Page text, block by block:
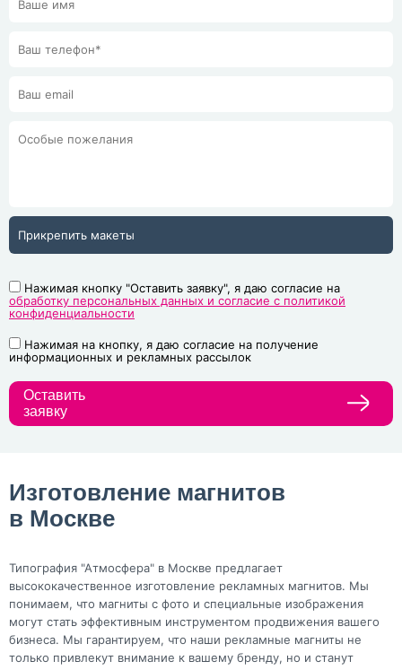
Прикрепить макеты
Нажимая кнопку "Оставить заявку", я даю согласие на
обработку персональных данных и согласие с политикой
конфиденциальности
Нажимая на кнопку, я даю согласие на получение
информационных и рекламных рассылок
Оставить
заявку
Изготовление магнитов
в Москве
Типография "Атмосфера" в Москве предлагает
высококачественное изготовление рекламных магнитов. Мы
понимаем, что магниты с фото и специальные изображения
могут стать эффективным инструментом продвижения вашего
бизнеса. Мы гарантируем, что наши рекламные магниты не
только привлекут внимание к вашему бренду, но и станут